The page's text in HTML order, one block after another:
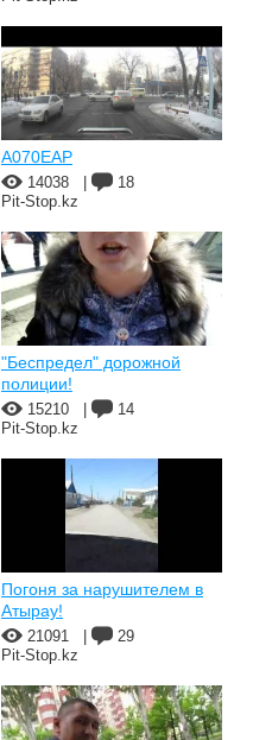
A070EAP
14038
18
Pit-Stop.kz
"Беспредел" дорожной
полиции!
15210
14
Pit-Stop.kz
Погоня за нарушителем в
Атырау!
21091
29
Pit-Stop.kz